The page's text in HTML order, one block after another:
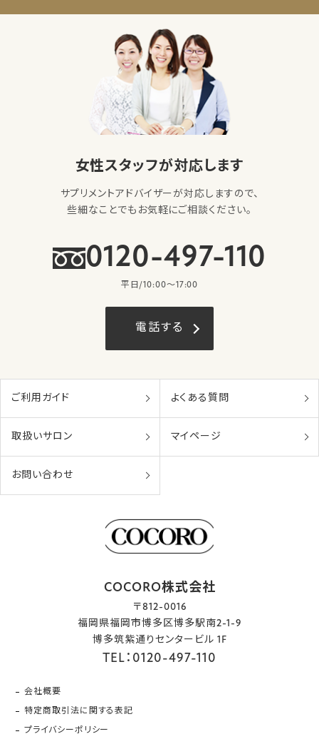
女性スタッフが対応します
サプリメントアドバイザーが対応しますので、
些細なことでもお気軽にご相談ください。
0120-497-110
平日/10:00〜17:00
電話する
ご利用ガイド よくある質問
取扱いサロン マイページ
お問い合わせ
COCORO株式会社
〒812-0016
福岡県福岡市博多区博多駅南2-1-9
博多筑紫通りセンタービル 1F
TEL：0120-497-110
会社概要
特定商取引法に関する表記
プライバシーポリシー